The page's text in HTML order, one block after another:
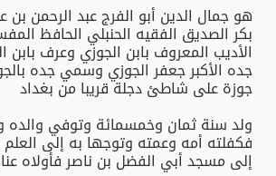
هو جمال الدين أبو الفرج عبد الرحمن
بكر الصديق الفقيه الحنبلي الحافظ
الأديب المعروف بابن الجوزي وعرف بابن
جده الأكبر جعفر الجوزي وسمي جده
جوزة على شاطئ دجلة قريبا من بغداد
ولد سنة ثمان وخمسمائة وتوفي
فكفلته أمه وعمته وتوجها به إلى
إلى مسجد أبي الفضل بن ناصر فأولاه